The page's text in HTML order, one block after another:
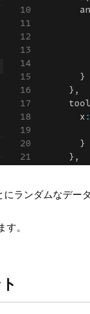
ランダムなデー
。